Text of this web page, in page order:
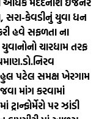
સરા-કેવડીનું યુવા ધન
હવે સફળતા ના
ચારધામ તરફ
ડો.નિરવ
પટેલ સમક્ષ ખેરગામ
માંગ કરવામાં
પર ઝાંડી